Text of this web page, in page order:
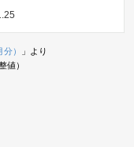
）
」より
値）